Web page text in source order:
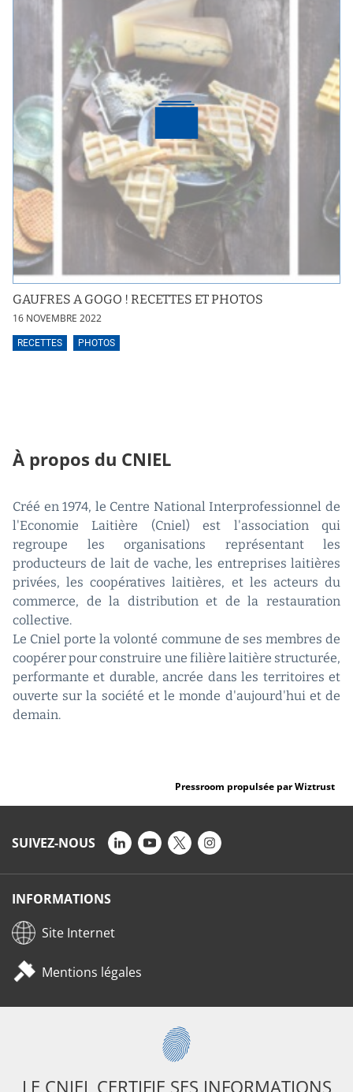
GAUFRES A GOGO ! RECETTES ET PHOTOS
16 NOVEMBRE 2022
RECETTES PHOTOS
À propos du CNIEL
Créé en 1974, le Centre National Interprofessionnel de
l'Economie Laitière (Cniel) est l'association qui
regroupe les organisations représentant les
producteurs de lait de vache, les entreprises laitières
privées, les coopératives laitières, et les acteurs du
commerce, de la distribution et de la restauration
collective.
Le Cniel porte la volonté commune de ses membres de
coopérer pour construire une filière laitière structurée,
performante et durable, ancrée dans les territoires et
ouverte sur la société et le monde d'aujourd'hui et de
demain.
Pressroom propulsée par Wiztrust
SUIVEZ-NOUS
INFORMATIONS
Site Internet
Mentions légales
LE CNIEL CERTIFIE SES INFORMATIONS